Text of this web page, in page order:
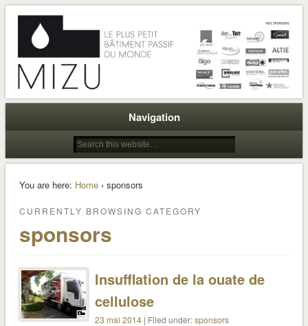
Hinoki s'active pour ses futurs bureaux !
Navigation
You are here: Home› sponsors
CURRENTLY BROWSING CATEGORY
sponsors
Insufflation de la ouate de
cellulose
23 mai 2014 | Filed under:sponsors